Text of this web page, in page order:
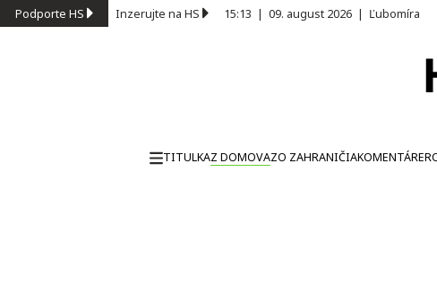
Podporte HS Inzerujte na HS 15:13 | 09. august 2026 | Ľubomíra
TITULKAZ DOMOVAZO ZAHRANIČIAKOMENTÁRE